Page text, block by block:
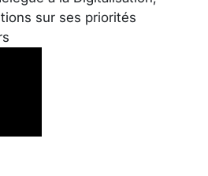
sur ses priorités